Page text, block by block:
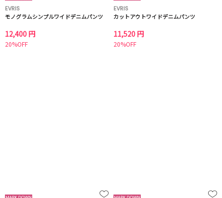
EVRIS
モノグラムシンプルワイドデニムパンツ
12,400 円
20%OFF
EVRIS
カットアウトワイドデニムパンツ
11,520 円
20%OFF